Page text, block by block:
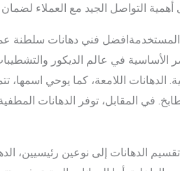
أهمية التواصل الجيد مع العملاء
المستخدمةافضل فني دهانات سلطنة
الأساسية في عالم الديكور
الدهانات اللامعة، كما يوحي
في المقابل، توفر الدهانات
الدهانات إلى نوعين رئيسيين،